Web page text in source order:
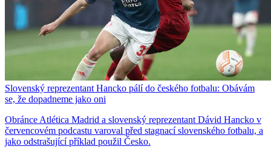
Slovenský reprezentant Hancko pálí do českého fotbalu: Obávám
se, že dopadneme jako oni
Obránce Atlética Madrid a slovenský reprezentant Dávid Hancko v
červencovém podcastu varoval před stagnací slovenského fotbalu, a
jako odstrašující příklad použil Česko.